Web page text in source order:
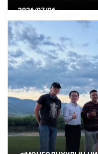
СУРГАМЖИЙГ
2026/07/06